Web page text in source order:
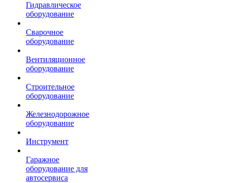
Гидравлическое
оборудование
Сварочное
оборудование
Вентиляционное
оборудование
Строительное
оборудование
Железнодорожное
оборудование
Инструмент
Гаражное
оборудование для
автосервиса